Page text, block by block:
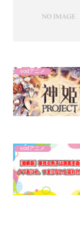
vodアニメ
vodアニメ